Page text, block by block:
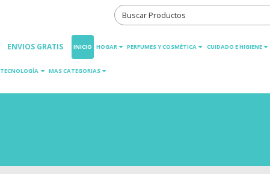
ENVIOS GRATIS INICIO HOGAR PERFUMES Y COSMÉTICA CUIDADO E HIGIENE
TECNOLOGÍA MAS CATEGORIAS